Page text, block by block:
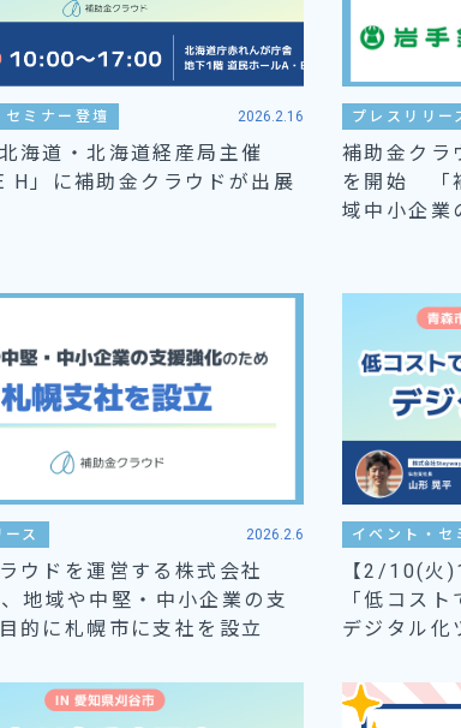
セミナー登壇 2026.2.16
海道・北海道経産局主催
H」に補助金クラウドが出展
プレスリリー
補助金クラ
を開始 「
域中小企業
ス 2026.2.6
ウドを運営する株式会社
地域や中堅・中小企業の支
的に札幌市に支社を設立
イベント・セ
【2/10(火
「低コス
デジタル化